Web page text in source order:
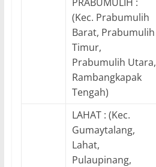
(Kec. Prabumulih
Barat, Prabumulih
Timur,
Prabumulih Utara,
Rambangkapak
Tengah)
LAHAT : (Kec.
Gumaytalang,
Lahat,
Pulaupinang,